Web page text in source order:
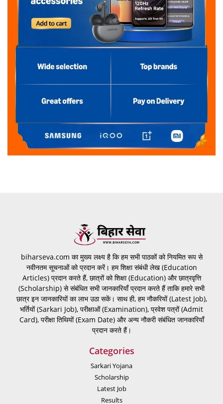
biharseva.com का मुख्य लक्ष्य है कि हम सभी पाठकों को नियमित रूप से
नवीनतम सूचनाओं को प्रदान करें। हम शिक्षा संबंधी लेख (Education
Articles) प्रदान करते हैं, छात्रों को शिक्षा (Education) और छात्रवृत्ति
(Scholarship) से संबंधित सभी जानकारियाँ प्रदान करते हैं ताकि हमारे सभी
छात्र इन जानकारियों का लाभ उठा सकें। साथ ही, हम नौकरियों (Latest Job),
भर्तियों (Sarkari Job), परीक्षाओं (Examination), प्रवेश पत्रों (Admit
Card), परीक्षा तिथियों (Exam Date) और अन्य नौकरी संबंधित जानकारियाँ
प्रदान करते हैं।
Categories
Sarkari Yojana
Scholarship
Latest Job
Results